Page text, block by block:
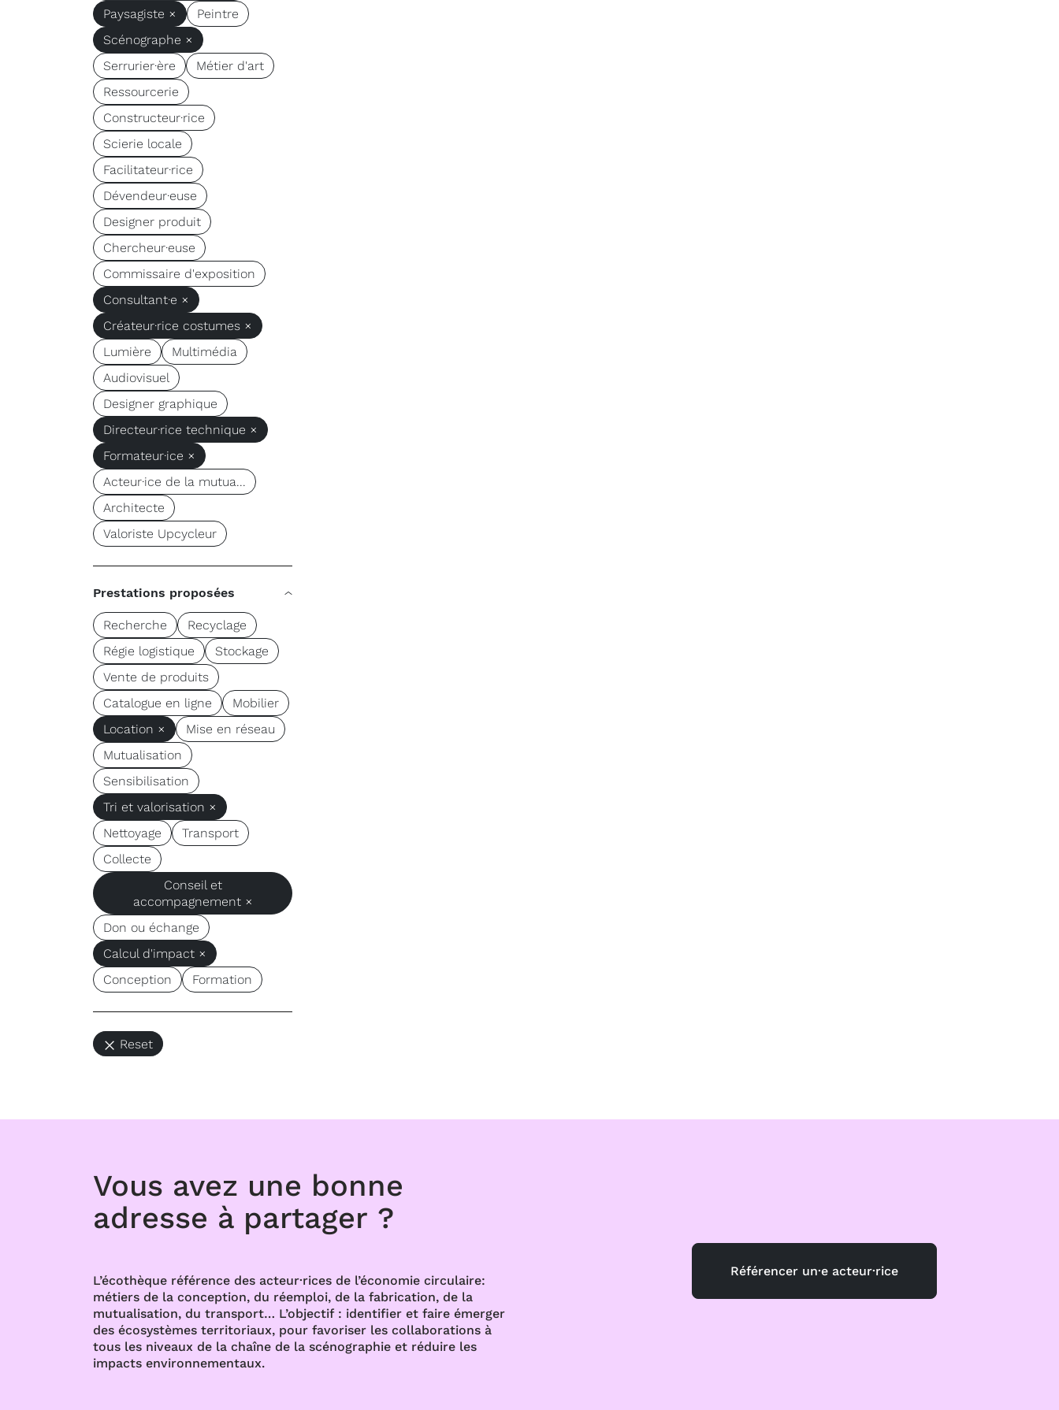
Paysagiste ×
Peintre
Scénographe ×
Serrurier·ère
Métier d'art
Ressourcerie
Constructeur·rice
Scierie locale
Facilitateur·rice
Dévendeur·euse
Designer produit
Chercheur·euse
Commissaire d'exposition
Consultant·e ×
Créateur·rice costumes ×
Lumière
Multimédia
Audiovisuel
Designer graphique
Directeur·rice technique ×
Formateur·ice ×
Acteur·ice de la mutua...
Architecte
Valoriste Upcycleur
Prestations proposées
Recherche
Recyclage
Régie logistique
Stockage
Vente de produits
Catalogue en ligne
Mobilier
Location ×
Mise en réseau
Mutualisation
Sensibilisation
Tri et valorisation ×
Nettoyage
Transport
Collecte
Conseil et
accompagnement ×
Don ou échange
Calcul d'impact ×
Conception
Formation
Reset
Vous avez une bonne
adresse à partager ?
L’écothèque référence des acteur·rices de l’économie circulaire:
métiers de la conception, du réemploi, de la fabrication, de la
mutualisation, du transport… L’objectif : identifier et faire émerger
des écosystèmes territoriaux, pour favoriser les collaborations à
tous les niveaux de la chaîne de la scénographie et réduire les
impacts environnementaux.
Référencer un·e acteur·rice